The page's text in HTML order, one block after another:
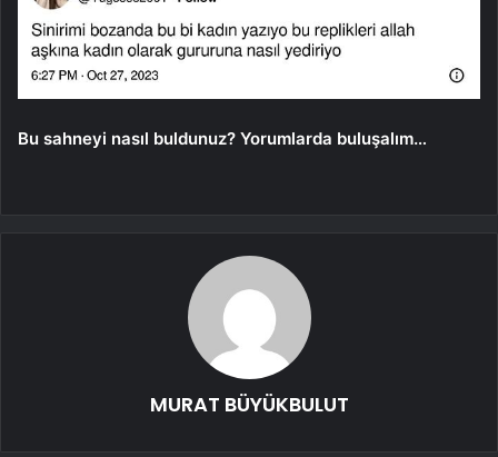
Bu sahneyi nasıl buldunuz? Yorumlarda buluşalım…
MURAT BÜYÜKBULUT